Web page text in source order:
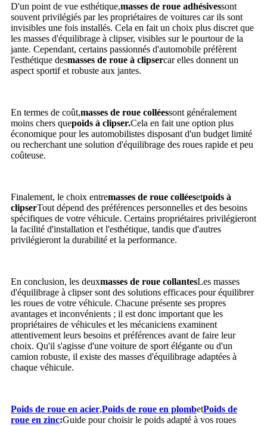
D'un point de vue esthétique,masses de roue adhésivessont
souvent privilégiés par les propriétaires de voitures car ils sont
invisibles une fois installés. Cela en fait un choix plus discret que
les masses d'équilibrage à clipser, visibles sur le pourtour de la
jante. Cependant, certains passionnés d'automobile préfèrent
l'esthétique desmasses de roue à clipsercar elles donnent un
aspect sportif et robuste aux jantes.
En termes de coût,masses de roue colléessont généralement
moins chers quepoids à clipser.Cela en fait une option plus
économique pour les automobilistes disposant d'un budget limité
ou recherchant une solution d'équilibrage des roues rapide et peu
coûteuse.
Finalement, le choix entremasses de roue colléesetpoids à
clipserTout dépend des préférences personnelles et des besoins
spécifiques de votre véhicule. Certains propriétaires privilégieront
la facilité d'installation et l'esthétique, tandis que d'autres
privilégieront la durabilité et la performance.
En conclusion, les deuxmasses de roue collantesLes masses
d'équilibrage à clipser sont des solutions efficaces pour équilibrer
les roues de votre véhicule. Chacune présente ses propres
avantages et inconvénients ; il est donc important que les
propriétaires de véhicules et les mécaniciens examinent
attentivement leurs besoins et préférences avant de faire leur
choix. Qu'il s'agisse d'une voiture de sport élégante ou d'un
camion robuste, il existe des masses d'équilibrage adaptées à
chaque véhicule.
Poids de roue en acier,Poids de roue en plombetPoids de
roue en zinc:Guide pour choisir le poids adapté à vos roues